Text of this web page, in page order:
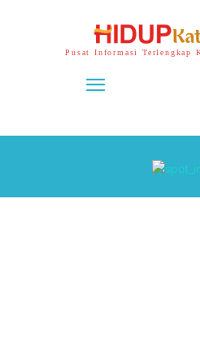
Pusat Informasi Terlengkap